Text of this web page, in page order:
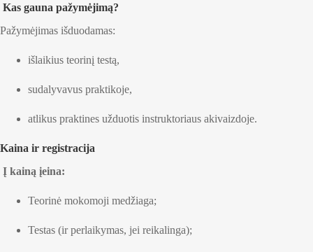
Kas gauna pažymėjimą?
Pažymėjimas išduodamas:
išlaikius teorinį testą,
sudalyvavus praktikoje,
atlikus praktines užduotis instruktoriaus akivaizdoje.
Kaina ir registracija
Į kainą įeina:
Teorinė mokomoji medžiaga;
Testas (ir perlaikymas, jei reikalinga);